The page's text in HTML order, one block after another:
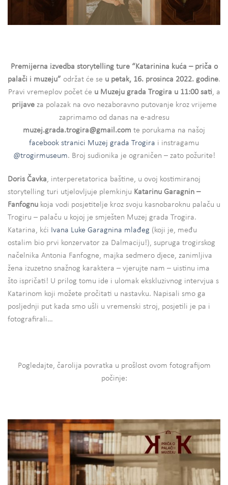
Premijerna izvedba storytelling ture “Katarinina kuća – priča o
palači i muzeju” održat će se u petak, 16. prosinca 2022. godine.
Pravi vremeplov počet će u Muzeju grada Trogira u 11:00 sati, a
prijaveza polazak na ovo nezaboravno putovanje kroz vrijeme
zaprimamo od danas na e-adresu
muzej.grada.trogira@gmail.com te porukama na našoj
facebook stranici Muzej grada Trogira i instragamu
@trogirmuseum. Broj sudionika je ograničen – zato požurite!
Doris Čavka, interperetatorica baštine, u ovoj kostimiranoj
storytelling turi utjelovljuje plemkinju Katarinu Garagnin –
Fanfognu koja vodi posjetitelje kroz svoju kasnobaroknu palaču u
Trogiru – palaču u kojoj je smješten Muzej grada Trogira.
Katarina, kći Ivana Luke Garagnina mlađeg (koji je, među
ostalim bio prvi konzervator za Dalmaciju!), supruga trogirskog
načelnika Antonia Fanfogne, majka sedmero djece, zanimljiva
žena izuzetno snažnog karaktera – vjerujte nam – uistinu ima
što ispričati! U prilog tomu ide i ulomak ekskluzivnog intervjua s
Katarinom koji možete pročitati u nastavku. Napisali smo ga
posljednji put kada smo ušli u vremenski stroj, posjetili je pa i
fotografirali…
Pogledajte, čarolija povratka u prošlost ovom fotografijom
počinje: